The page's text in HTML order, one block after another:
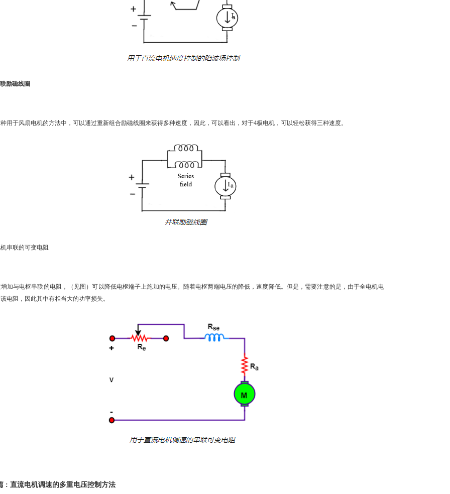
励磁线圈
用于风扇电机的方法中，可以通过重新组合励磁线圈来获得多种速度，因此，可以看出，对于4极电机，可以轻松获得三种速度。
串联的可变电阻
加与电枢串联的电阻，（见图）可以降低电枢端子上施加的电压。随着电枢两端电压的降低，速度降低。但是，需要注意的是，由于全电机电
电阻，因此其中有相当大的功率损失。
: 直流电机调速的多重电压控制方法